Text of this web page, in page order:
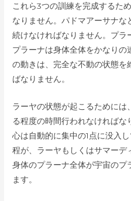
これら3つの訓練を完成するた
なりません。パドマアーサナな
続けなければなりません。プラ
プラーナは身体全体をかなり
の動きは、完全な不動の状態
ばなりません。
ラーヤの状態が起こるために
る程度の時間行われなければな
心は自動的に集中の1点に没入
程が、ラーヤもしくはサマーデ
身体のプラーナ全体が宇宙のプ
ます。